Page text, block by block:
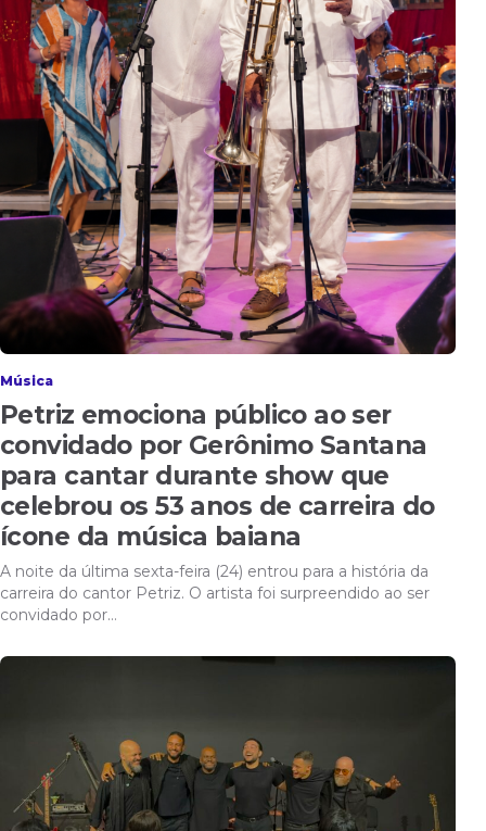
Música
Petriz emociona público ao ser
convidado por Gerônimo Santana
para cantar durante show que
celebrou os 53 anos de carreira do
ícone da música baiana
A noite da última sexta-feira (24) entrou para a história da
carreira do cantor Petriz. O artista foi surpreendido ao ser
convidado por…